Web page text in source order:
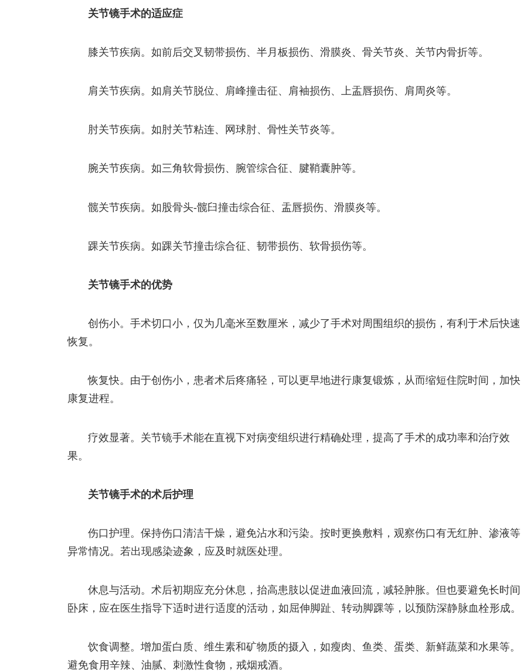
关节镜手术的适应症
膝关节疾病。如前后交叉韧带损伤、半月板损伤、滑膜炎、骨关节炎、关节内骨折等。
肩关节疾病。如肩关节脱位、肩峰撞击征、肩袖损伤、上盂唇损伤、肩周炎等。
肘关节疾病。如肘关节粘连、网球肘、骨性关节炎等。
腕关节疾病。如三角软骨损伤、腕管综合征、腱鞘囊肿等。
髋关节疾病。如股骨头-髋臼撞击综合征、盂唇损伤、滑膜炎等。
踝关节疾病。如踝关节撞击综合征、韧带损伤、软骨损伤等。
关节镜手术的优势
创伤小。手术切口小，仅为几毫米至数厘米，减少了手术对周围组织的损伤，有利于术后快速
恢复。
恢复快。由于创伤小，患者术后疼痛轻，可以更早地进行康复锻炼，从而缩短住院时间，加快
康复进程。
疗效显著。关节镜手术能在直视下对病变组织进行精确处理，提高了手术的成功率和治疗效
果。
关节镜手术的术后护理
伤口护理。保持伤口清洁干燥，避免沾水和污染。按时更换敷料，观察伤口有无红肿、渗液等
异常情况。若出现感染迹象，应及时就医处理。
休息与活动。术后初期应充分休息，抬高患肢以促进血液回流，减轻肿胀。但也要避免长时间
卧床，应在医生指导下适时进行适度的活动，如屈伸脚趾、转动脚踝等，以预防深静脉血栓形成。
饮食调整。增加蛋白质、维生素和矿物质的摄入，如瘦肉、鱼类、蛋类、新鲜蔬菜和水果等。
避免食用辛辣、油腻、刺激性食物，戒烟戒酒。